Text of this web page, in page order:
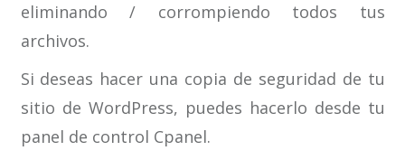
eliminando / corrompiendo todos tus
archivos.
Si deseas hacer una copia de seguridad de tu
sitio de WordPress, puedes hacerlo desde tu
panel de control Cpanel.